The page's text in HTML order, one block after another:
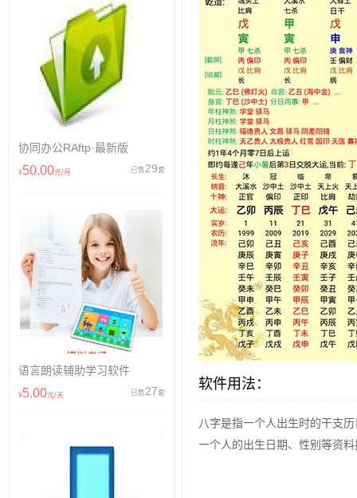
协同办公RAftp·最新版
¥50.00元/月 已售 29套
语言朗读辅助学习软件
¥5.00元/天 已售 27套
软件用法：
八字是指一个人出生时的干支
一个人的出生日期、性别等资